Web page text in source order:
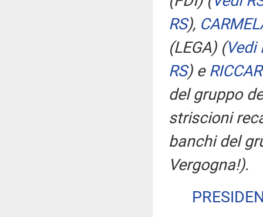
RS),
(LEGA) (Vedi
RS)e
del gruppo
striscioni
banchi del
Vergogna!).